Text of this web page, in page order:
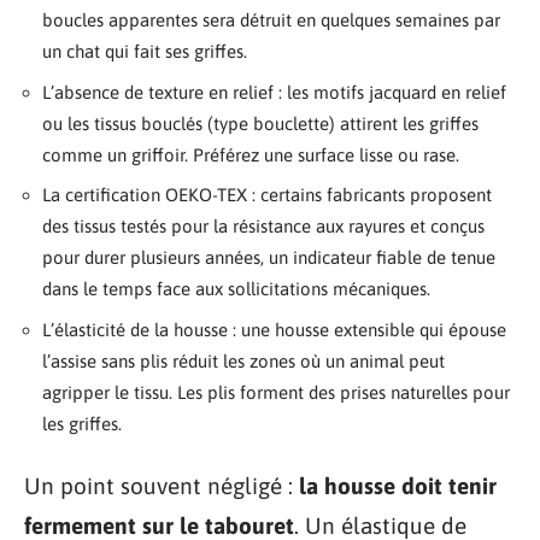
boucles apparentes sera détruit en quelques semaines par
un chat qui fait ses griffes.
L’absence de texture en relief : les motifs jacquard en relief
ou les tissus bouclés (type bouclette) attirent les griffes
comme un griffoir. Préférez une surface lisse ou rase.
La certification OEKO-TEX : certains fabricants proposent
des tissus testés pour la résistance aux rayures et conçus
pour durer plusieurs années, un indicateur fiable de tenue
dans le temps face aux sollicitations mécaniques.
L’élasticité de la housse : une housse extensible qui épouse
l’assise sans plis réduit les zones où un animal peut
agripper le tissu. Les plis forment des prises naturelles pour
les griffes.
Un point souvent négligé : la housse doit tenir
fermement sur le tabouret. Un élastique de